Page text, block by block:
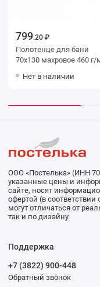
799.20 ₽
Полотенце для бани
70х130 махровое 460 г/м2
мануфактура
Нет в наличии
ООО «Постелька» (ИНН
указанные цены и
сайте, носят
офертой (в
могут отличаться от
так и по дизайну.
Поддержка
+7 (3822) 900-448
Обратный звонок